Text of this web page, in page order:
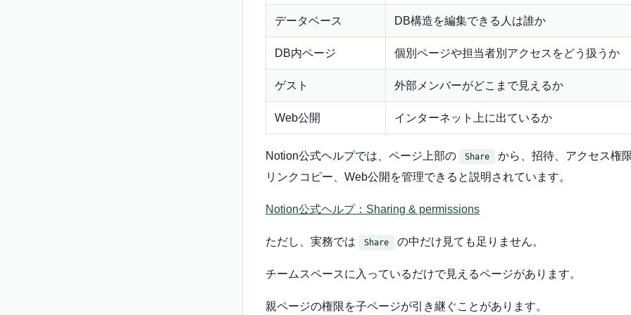
データベース DB構造を編集できる人は誰か
DB内ページ 個別ページや担当者別アクセスをどう扱うか
ゲスト 外部メンバーがどこまで見えるか
Web公開 インターネット上に出ているか
Notion公式ヘルプでは、ページ上部の Share
から、招待、アクセス権
リンクコピー、Web公開を管理できると説明されています。
Notion公式ヘルプ：Sharing & permissions
ただし、実務では Share の中だけ見ても足りません。
チームスペースに入っているだけで見えるページがあります。
親ページの権限を子ページが引き継ぐことがあります。